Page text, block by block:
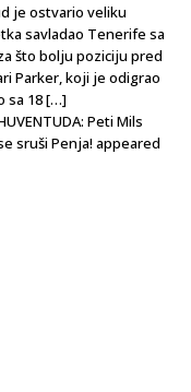
je ostvario veliku
savladao Tenerife sa
što bolju poziciju pred
Parker, koji je odigrao
sa 18 […]
Peti Mils
sruši Penja! appeared